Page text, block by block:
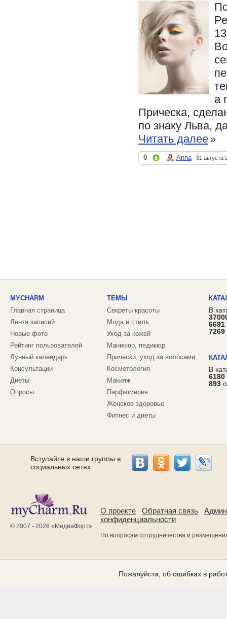
а
Прическа,
по знаку Льва,
Читать далее»
0 Anna 31 августа
MYCHARM
Главная страница
Лента записей
Новые фото
Рейтинг пользователей
Лунный календарь
Консультации
Диеты
Опросы
ТЕМЫ
Секреты красоты
Мода и стиль
Уход за кожей
Маникюр, педикюр
Прически, уход за волосами
Косметология
Макияж
Парфюмерия
Женское здоровье
Фитнес и диеты
В
6691
7269
В
6180
893
Вступайте в наши группы в
социальных сетях:
© 2007 - 2026 « МедиаФорт»
О проекте Обратная связь
конфиденциальности
По вопросам сотрудничества и
Пожалуйста, об ошибках в